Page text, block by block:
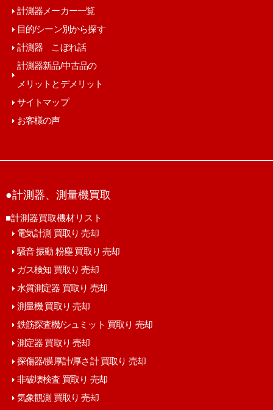
計測器メーカー一覧
目的/シーン別から探す
計測器 こぼれ話
計測器新品/中古品の
メリットとデメリット
サイトマップ
お客様の声
●計測器、測量機買取
■計測器買取機材リスト
電気計測 買取り 売却
騒音 振動 粉塵 買取り 売却
ガス検知 買取り 売却
水質測定器 買取り 売却
測量機 買取り 売却
鉄筋探査機/シュミット 買取り 売却
測定器 買取り 売却
探傷器/膜厚計/厚さ計 買取り 売却
非破壊検査 買取り 売却
気象観測 買取り 売却